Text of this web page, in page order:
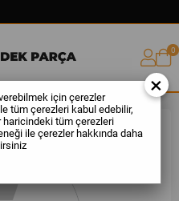
0
×
için çerezler
tüm çerezleri kabul edebilir,
haricindeki tüm çerezleri
ile çerezler hakkında daha